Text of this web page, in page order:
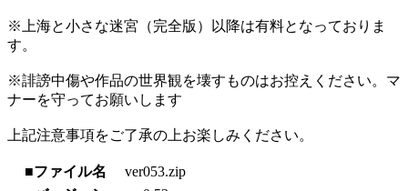
※上海と小さな迷宮（完全版）以降は有料となっておりま
す。
※誹謗中傷や作品の世界観を壊すものはお控えください。マ
ナーを守ってお願いします
上記注意事項をご了承の上お楽しみください。
■ファイル名
ver053.zip